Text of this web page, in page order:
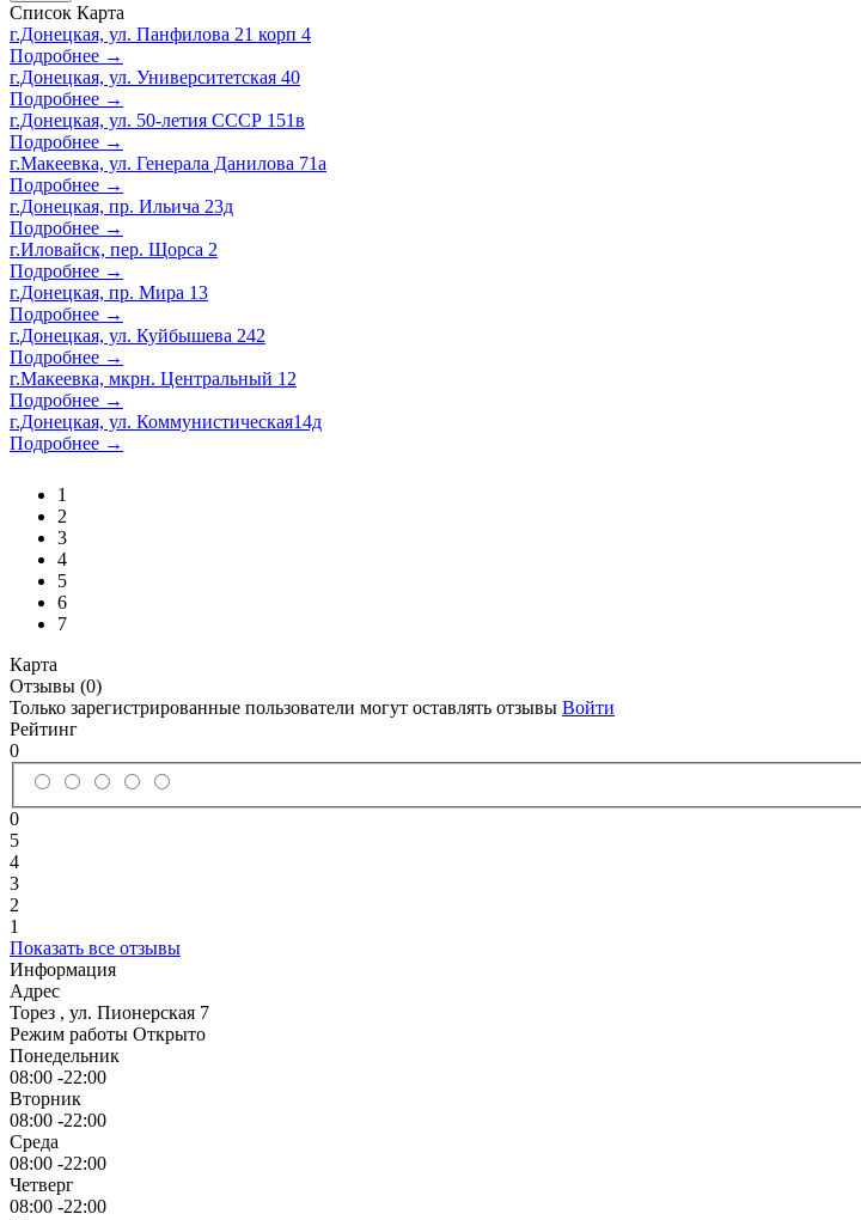
Список Карта
г.Донецкая, ул. Панфилова 21 корп 4
Подробнее →
г.Донецкая, ул. Университетская 40
Подробнее →
г.Донецкая, ул. 50-летия СССР 151в
Подробнее →
г.Макеевка, ул. Генерала Данилова 71а
Подробнее →
г.Донецкая, пр. Ильича 23д
Подробнее →
г.Иловайск, пер. Щорса 2
Подробнее →
г.Донецкая, пр. Мира 13
Подробнее →
г.Донецкая, ул. Куйбышева 242
Подробнее →
г.Макеевка, мкрн. Центральный 12
Подробнее →
г.Донецкая, ул. Коммунистическая14д
Подробнее →
1
2
3
4
5
6
7
Карта
Отзывы (0)
Только зарегистрированные пользователи могут оставлять отзывы Войти
Рейтинг
0
0
5
4
3
2
1
Показать все отзывы
Информация
Адрес
Торез , ул. Пионерская 7
Режим работы Открыто
Понедельник
08:00 -22:00
Вторник
08:00 -22:00
Среда
08:00 -22:00
Четверг
08:00 -22:00